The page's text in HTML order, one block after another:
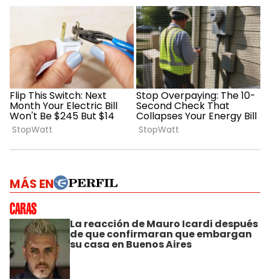
MÁS EN
La reacción de Mauro Icardi después
de que confirmaran que embargan
su casa en Buenos Aires